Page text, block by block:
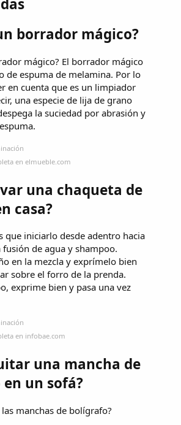
borrador mágico?
mágico? El borrador mágico
de espuma de melamina. Por lo
en cuenta que es un limpiador
una especie de lija de grano
la suciedad por abrasión y
en elmueble.com
una chaqueta de
casa?
que iniciarlo desde adentro hacia
de agua y shampoo.
en la mezcla y exprímelo bien
sobre el forro de la prenda.
exprime bien y pasa una vez
en infobae.com
una mancha de
un sofá?
manchas de bolígrafo?